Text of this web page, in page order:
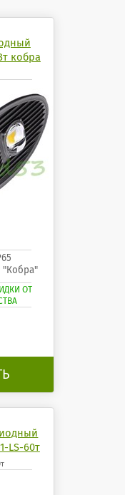
кобра
"Кобра"
ОТ
LS-60т